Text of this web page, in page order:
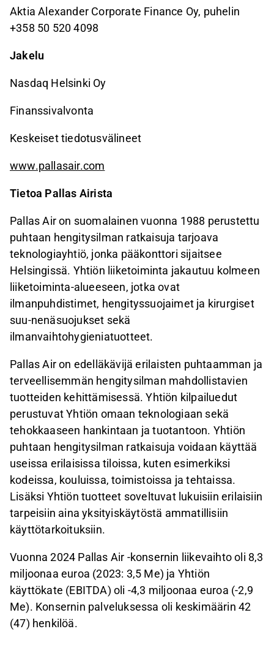
Aktia Alexander Corporate Finance Oy, puhelin
+358 50 520 4098
Jakelu
Nasdaq Helsinki Oy
Finanssivalvonta
Keskeiset tiedotusvälineet
www.pallasair.com
Tietoa Pallas Airista
Pallas Air on suomalainen vuonna 1988 perustettu
puhtaan hengitysilman ratkaisuja tarjoava
teknologiayhtiö, jonka pääkonttori sijaitsee
Helsingissä. Yhtiön liiketoiminta jakautuu kolmeen
liiketoiminta-alueeseen, jotka ovat
ilmanpuhdistimet, hengityssuojaimet ja kirurgiset
suu-nenäsuojukset sekä
ilmanvaihtohygieniatuotteet.
Pallas Air on edelläkävijä erilaisten puhtaamman ja
terveellisemmän hengitysilman mahdollistavien
tuotteiden kehittämisessä. Yhtiön kilpailuedut
perustuvat Yhtiön omaan teknologiaan sekä
tehokkaaseen hankintaan ja tuotantoon. Yhtiön
puhtaan hengitysilman ratkaisuja voidaan käyttää
useissa erilaisissa tiloissa, kuten esimerkiksi
kodeissa, kouluissa, toimistoissa ja tehtaissa.
Lisäksi Yhtiön tuotteet soveltuvat lukuisiin erilaisiin
tarpeisiin aina yksityiskäytöstä ammatillisiin
käyttötarkoituksiin.
Vuonna 2024 Pallas Air -konsernin liikevaihto oli 8,3
miljoonaa euroa (2023: 3,5 Me) ja Yhtiön
käyttökate (EBITDA) oli -4,3 miljoonaa euroa (-2,9
Me). Konsernin palveluksessa oli keskimäärin 42
(47) henkilöä.